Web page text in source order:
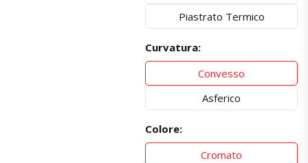
Piastrato Termico
Curvatura:
Convesso
Asferico
Colore:
Cromato